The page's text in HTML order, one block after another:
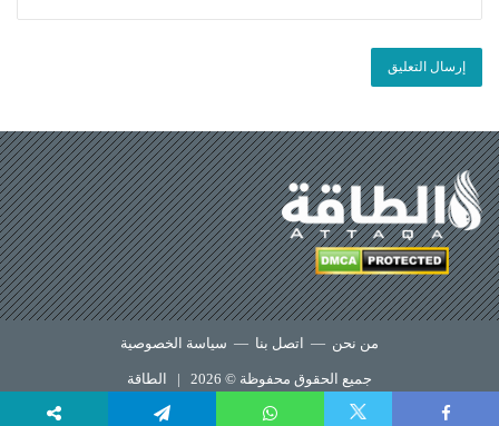
من نحن — اتصل بنا — سياسة الخصوصية
جميع الحقوق محفوظة © 2026 | الطاقة